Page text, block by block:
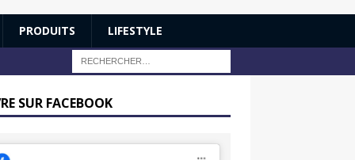
PRODUITS LIFESTYLE
SUR FACEBOOK